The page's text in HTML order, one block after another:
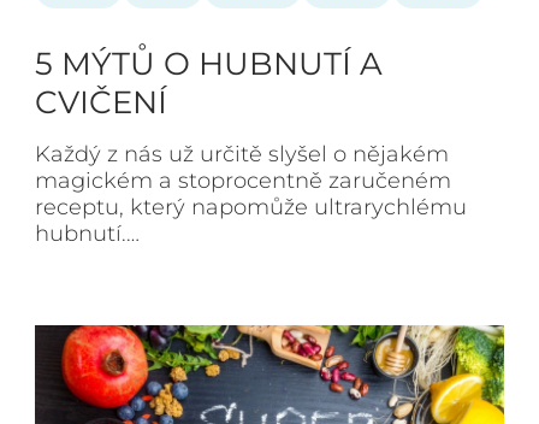
5 MÝTŮ O HUBNUTÍ A
CVIČENÍ
Každý z nás už určitě slyšel o nějakém
magickém a stoprocentně zaručeném
receptu, který napomůže ultrarychlému
hubnutí.…